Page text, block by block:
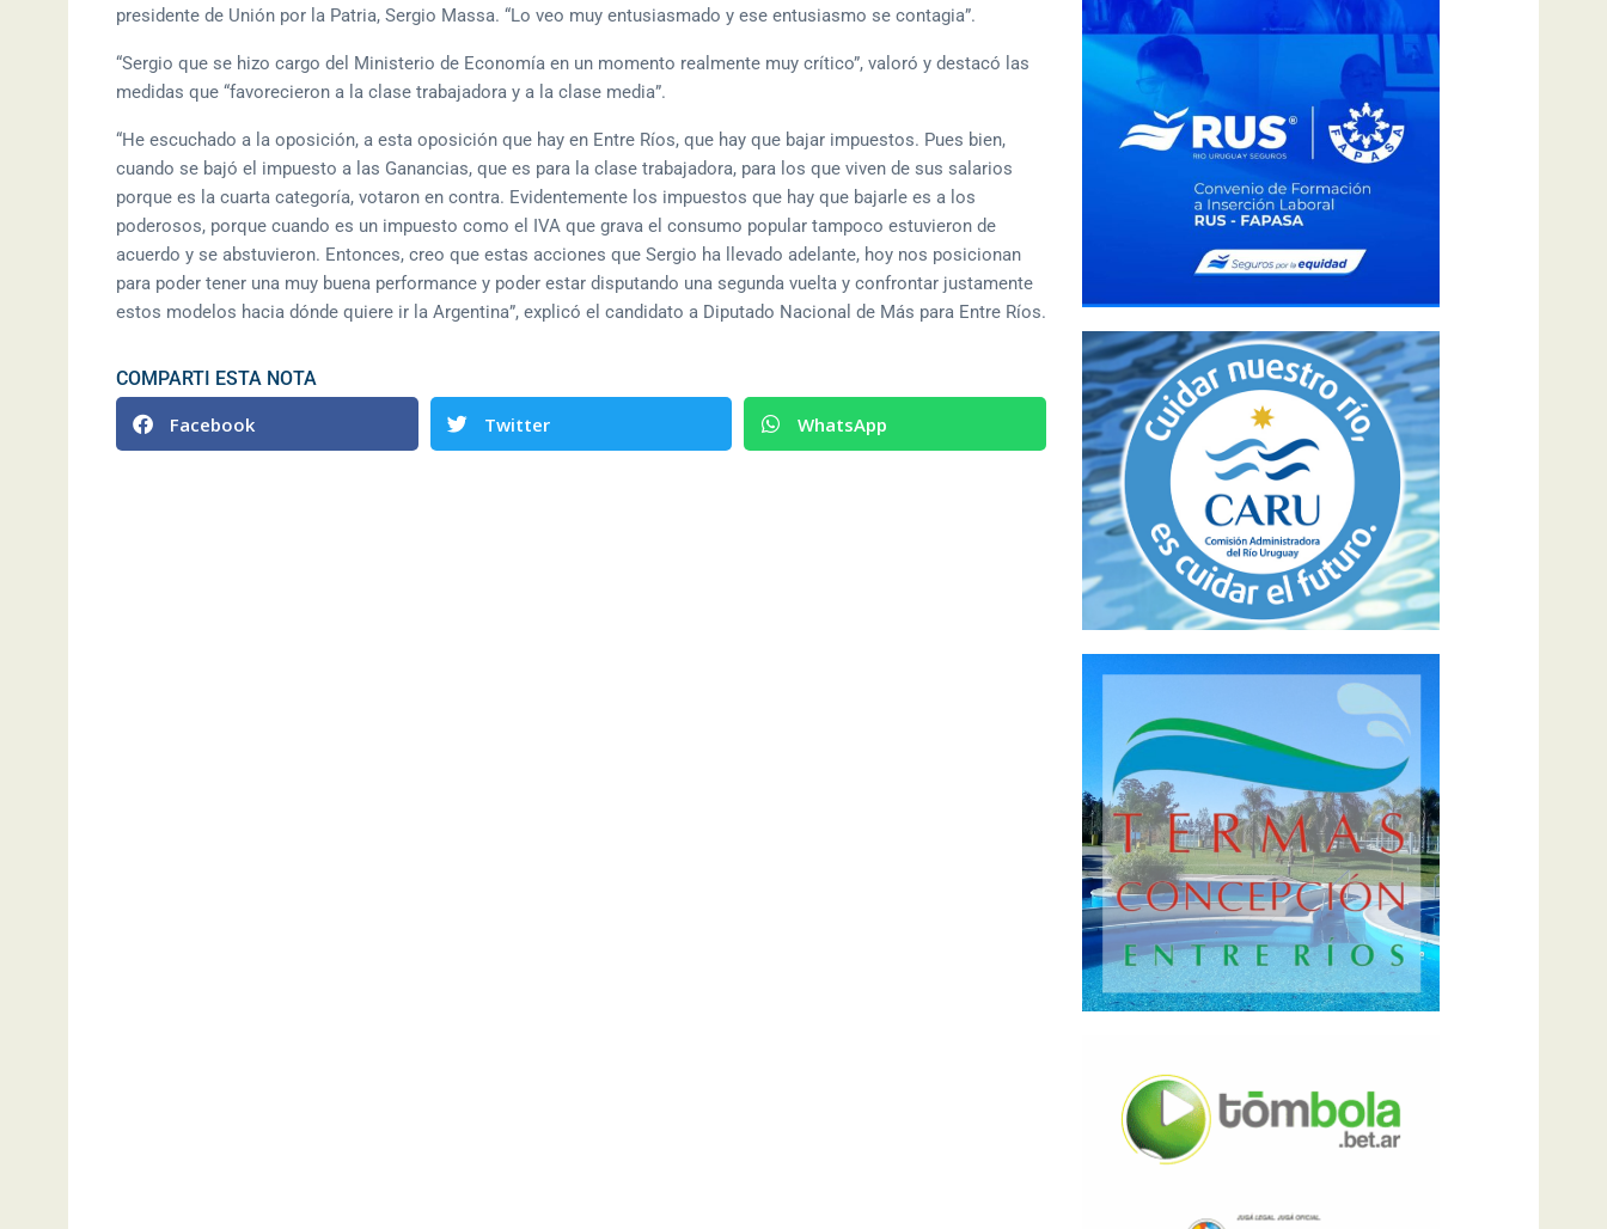
presidente de Unión por la Patria, Sergio Massa. “Lo veo muy entusiasmado y ese entusiasmo se contagia”.
“Sergio que se hizo cargo del Ministerio de Economía en un momento realmente muy crítico”, valoró y destacó las
medidas que “favorecieron a la clase trabajadora y a la clase media”.
“He escuchado a la oposición, a esta oposición que hay en Entre Ríos, que hay que bajar impuestos. Pues bien,
cuando se bajó el impuesto a las Ganancias, que es para la clase trabajadora, para los que viven de sus salarios
porque es la cuarta categoría, votaron en contra. Evidentemente los impuestos que hay que bajarle es a los
poderosos, porque cuando es un impuesto como el IVA que grava el consumo popular tampoco estuvieron de
acuerdo y se abstuvieron. Entonces, creo que estas acciones que Sergio ha llevado adelante, hoy nos posicionan
para poder tener una muy buena performance y poder estar disputando una segunda vuelta y confrontar justamente
estos modelos hacia dónde quiere ir la Argentina”, explicó el candidato a Diputado Nacional de Más para Entre Ríos.
COMPARTI ESTA NOTA
Facebook Twitter WhatsApp